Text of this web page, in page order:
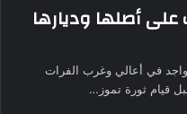
على أصلها وديارها
في أعالي وغرب الفرات
قيام ثورة تموز…